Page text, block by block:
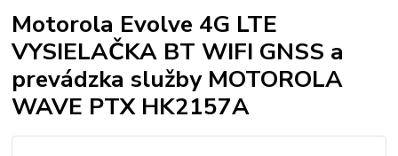
Motorola Evolve 4G LTE
VYSIELAČKA BT WIFI GNSS a
prevádzka služby MOTOROLA
WAVE PTX HK2157A